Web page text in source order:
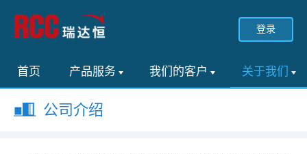
登录
首页 产品服务 我们的客户 关于我们
公司介绍